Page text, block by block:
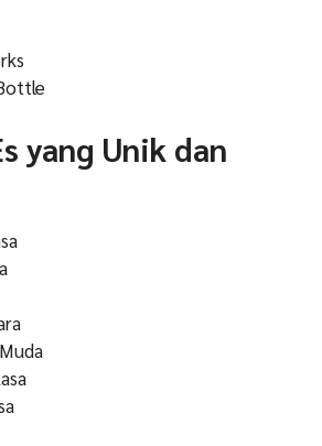
yang Unik dan